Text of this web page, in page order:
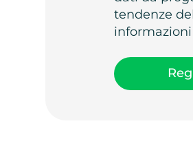
tendenze